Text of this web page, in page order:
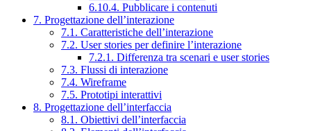
6.10.4. Pubblicare i contenuti
7. Progettazione dell’interazione
7.1. Caratteristiche dell’interazione
7.2. User stories per definire l’interazione
7.2.1. Differenza tra scenari e user stories
7.3. Flussi di interazione
7.4. Wireframe
7.5. Prototipi interattivi
8. Progettazione dell’interfaccia
8.1. Obiettivi dell’interfaccia